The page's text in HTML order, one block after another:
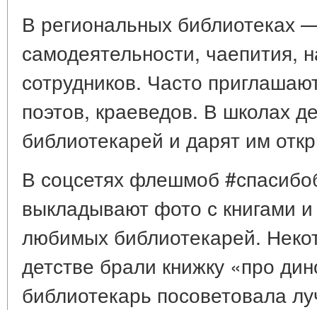
В региональных библиотеках
самодеятельности, чаепития,
сотрудников. Часто
поэтов, краеведов. В школах
библиотекарей и дарят им
В соцсетях флешмоб
выкладывают фото с книгами и
любимых библиотекарей.
детстве брали книжку «про
библиотекарь посоветовала